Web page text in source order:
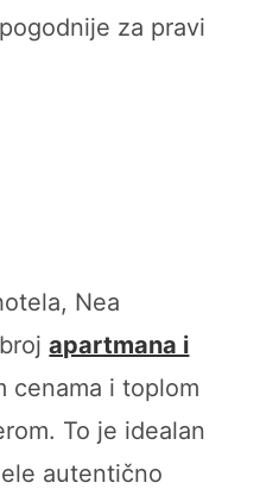
za pravi
Nea
apartmana i
cenama i toplom
To je idealan
autentično